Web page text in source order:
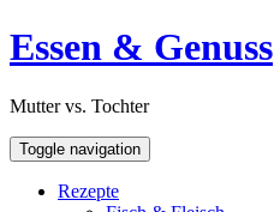
Skip
to
Open
Sidebar
Essen & Genuss
Mutter vs. Tochter
Toggle navigation
Rezepte